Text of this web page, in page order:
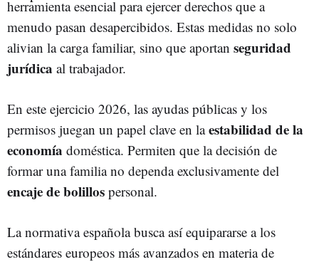
herramienta esencial para ejercer derechos que a
menudo pasan desapercibidos. Estas medidas no solo
alivian la carga familiar, sino que aportan seguridad
jurídica al trabajador.
En este ejercicio 2026, las ayudas públicas y los
permisos juegan un papel clave en laestabilidad de la
economía doméstica. Permiten que la decisión de
formar una familia no dependa exclusivamente del
encaje de bolillos personal.
La normativa española busca así equipararse a los
estándares europeos más avanzados en materia de